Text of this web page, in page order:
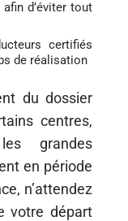
afin d’éviter tout
certifiés
de réalisation
du dossier
centres,
grandes
en période
n’attendez
votre départ